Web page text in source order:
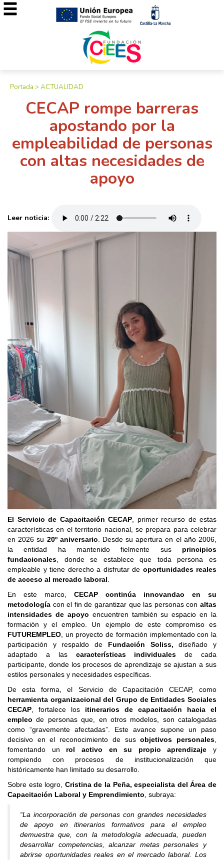
Portada >ACTUALIDAD
CECAP rompe barreras
apostando por la
empleabilidad de personas
con altas necesidades de
apoyo
Leer noticia:
El Servicio de Capacitación CECAP, primer recurso de estas
características en el territorio nacional, se prepara para celebrar
en 2026 su 20º aniversario. Desde su apertura en el año 2006,
la entidad ha mantenido fielmente sus principios
fundacionales, donde se establece que toda persona es
empleable y tiene derecho a disfrutar de oportunidades reales
de acceso al mercado laboral.
En este marco, CECAP continúa innovandao en su
metodología con el fin de garantizar que las personas con altas
intensidades de apoyo encuentren también su espacio en la
formación y el empleo. Un ejemplo de este compromiso es
FUTUREMPLEO, un proyecto de formación implementado con la
participación y respaldo de Fundación Soliss, diseñado y
adaptado a las características individuales de cada
participante, donde los procesos de aprendizaje se ajustan a sus
estilos personales y necesidades específicas.
De esta forma, el Servicio de Capacitación CECAP, como
herramienta organizacional del Grupo de Entidades Sociales
CECAP, fortalece los itinerarios de capacitación hacia el
empleo de personas que, en otros modelos, son catalogadas
como “gravemente afectadas”. Este avance supone un paso
decisivo en el reconocimiento de susobjetivos personales,
fomentando un rol activo en su propio aprendizaje y
rompiendo con procesos de institucionalización que
históricamente han limitado su desarrollo.
Sobre este logro, Cristina de la Peña, especialista del Área de
Capacitación Laboral y Emprendimiento, subraya:
“La incorporación de personas con grandes necesidades
de apoyo en itinerarios formativos para el empleo
demuestra que, con la metodología adecuada, pueden
desarrollar competencias, alcanzar metas personales y
abrirse oportunidades reales en el mercado laboral. Los